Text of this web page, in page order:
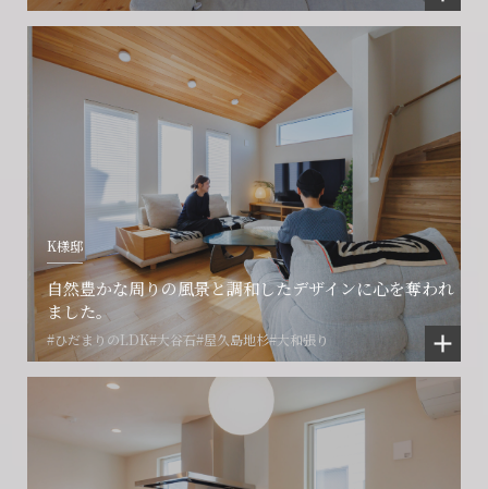
K様邸
自然豊かな周りの風景と調和したデザインに心を奪われ
ました。
#ひだまりのLDK#大谷石#屋久島地杉#大和張り